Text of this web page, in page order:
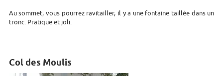
Au sommet, vous pourrez ravitailler, il y a une fontaine taillée dans un
tronc. Pratique et joli.
Col des Moulis